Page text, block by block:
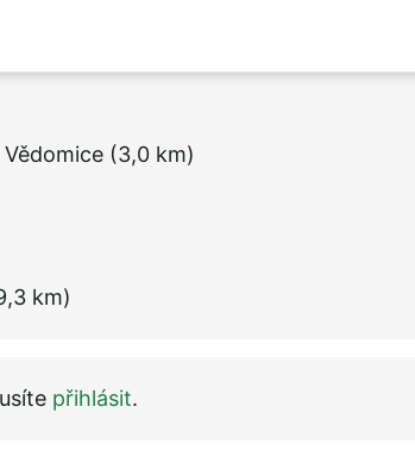
(3,0 km)
km)
přihlásit.